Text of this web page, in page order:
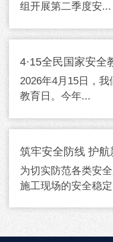
组开展第二季度安...
4·15全民国家安全
2026年4月15日，
教育日。今年...
筑牢安全防线 护航
为切实防范各类安
施工现场的安全稳